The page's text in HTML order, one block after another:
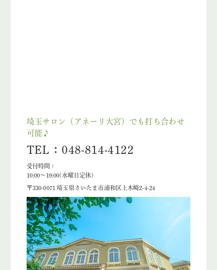
埼玉サロン（アネーリ大宮）でも打ち合わせ
可能♪
TEL：048-814-4122
受付時間：
10:00〜19:00(水曜日定休)
〒330-0071 埼玉県さいたま市浦和区上木崎2-4-24